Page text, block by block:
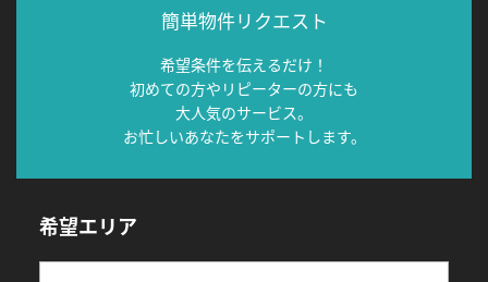
簡単物件リクエスト
希望条件を伝えるだけ！
初めての方やリピーターの方にも
大人気のサービス。
お忙しいあなたをサポートします。
希望エリア